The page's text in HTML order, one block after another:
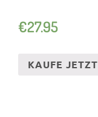
€27.95
KAUFE JETZT